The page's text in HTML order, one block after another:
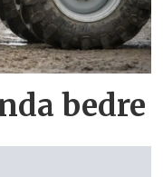
bedre